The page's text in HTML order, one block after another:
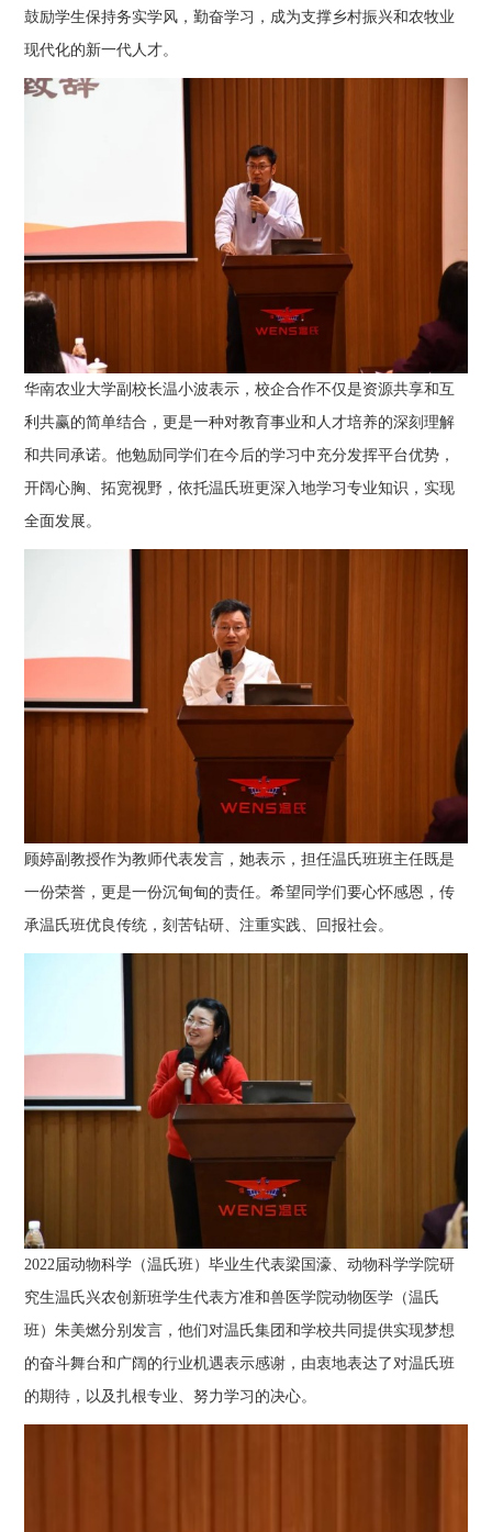
鼓励学生保持务实学风，勤奋学习，成为支撑乡村振兴和农牧业
现代化的新一代人才。
华南农业大学副校长温小波表示，校企合作不仅是资源共享和互
利共赢的简单结合，更是一种对教育事业和人才培养的深刻理解
和共同承诺。他勉励同学们在今后的学习中充分发挥平台优势，
开阔心胸、拓宽视野，依托温氏班更深入地学习专业知识，实现
全面发展。
顾婷副教授作为教师代表发言，她表示，担任温氏班班主任既是
一份荣誉，更是一份沉甸甸的责任。希望同学们要心怀感恩，传
承温氏班优良传统，刻苦钻研、注重实践、回报社会。
2022届动物科学（温氏班）毕业生代表梁国濠、动物科学学院研
究生温氏兴农创新班学生代表方准和兽医学院动物医学（温氏
班）朱美燃分别发言，他们对温氏集团和学校共同提供实现梦想
的奋斗舞台和广阔的行业机遇表示感谢，由衷地表达了对温氏班
的期待，以及扎根专业、努力学习的决心。